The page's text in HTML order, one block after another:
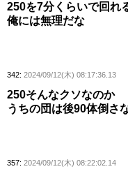
250を7分くらいで回れ
俺には無理だな
342: 2024/09/12(木) 08:17:36.13
250そんなクソなのか
うちの団は後90体倒さ
357: 2024/09/12(木) 08:22:02.14